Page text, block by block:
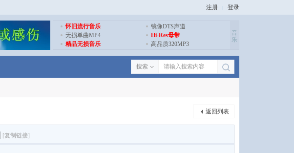
注册 登录
怀旧流行音乐
镜像DTS声道
无损单曲MP4
Hi-Res母带
精品无损音乐
高品质320MP3
音
乐
搜索
返回列表
[复制链接]